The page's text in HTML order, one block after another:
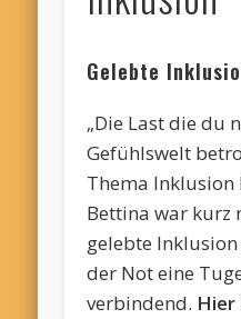
Gelebte
„Die Last die du
Gefühlswelt
Thema Inklusion
Bettina war
gelebte
der Not eine
verbindend.